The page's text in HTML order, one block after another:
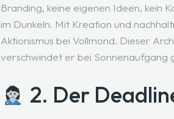
Branding, keine eigenen Ideen, kein
im Dunkeln. Mit Kreation und
Aktionismus bei Vollmond. Dieser
verschwindet er bei Sonnenaufgang
2. Der